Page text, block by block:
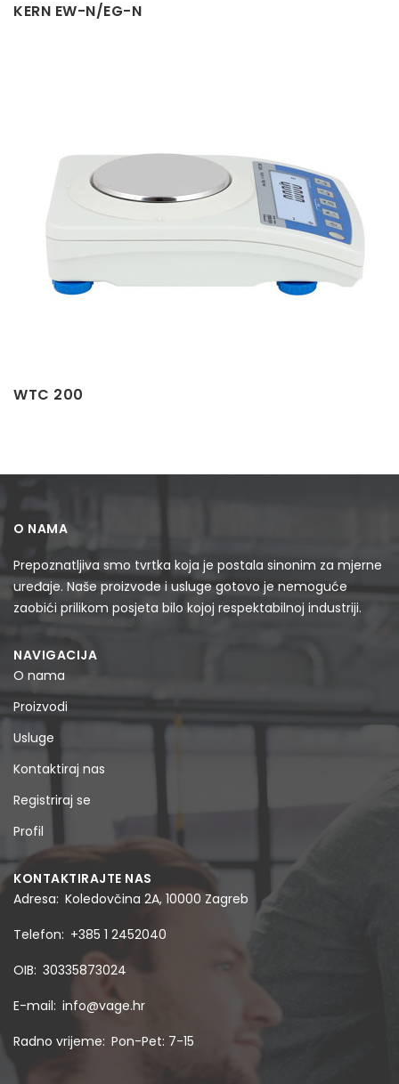
KERN EW-N/EG-N
WTC 200
O NAMA
Prepoznatljiva smo tvrtka koja je postala sinonim za mjerne
uređaje. Naše proizvode i usluge gotovo je nemoguće
zaobići prilikom posjeta bilo kojoj respektabilnoj industriji.
NAVIGACIJA
O nama
Proizvodi
Usluge
Kontaktiraj nas
Registriraj se
Profil
KONTAKTIRAJTE NAS
Adresa Koledovčina 2A, 10000 Zagreb
Telefon +385 1 2452040
OIB 30335873024
E-mail info@vage.hr
Radno vrijeme Pon-Pet: 7-15